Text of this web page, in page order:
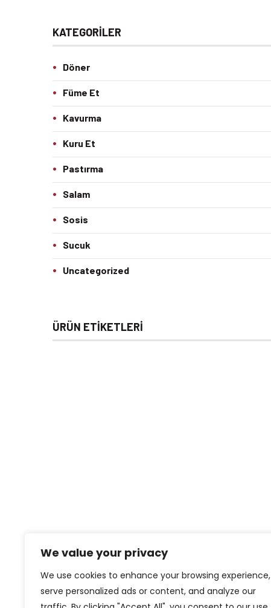
We value your privacy
We use cookies to enhance your browsing experience,
serve personalized ads or content, and analyze our
KATEGORILER
Döner
Füme Et
Kavurma
Kuru Et
Pastırma
Salam
Sosis
Sucuk
Uncategorized
ÜRÜN ETIKETLERI